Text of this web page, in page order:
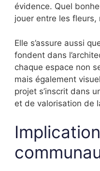
évidence. Quel
jouer entre les fleurs,
Elle s’assure aussi
fondent dans
chaque espace non
mais également
projet s’inscrit dans
et de valorisation de
Implication